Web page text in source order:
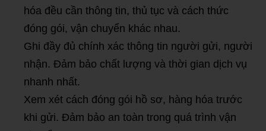
hóa đều cần thông tin, thủ tục và cách thức
đóng gói, vận chuyển khác nhau.
Ghi đầy đủ chính xác thông tin người gửi, người
nhận. Đảm bảo chất lượng và thời gian dịch vụ
nhanh nhất.
Xem xét cách đóng gói hồ sơ, hàng hóa trước
khi gửi. Đảm bảo an toàn trong quá trình vận